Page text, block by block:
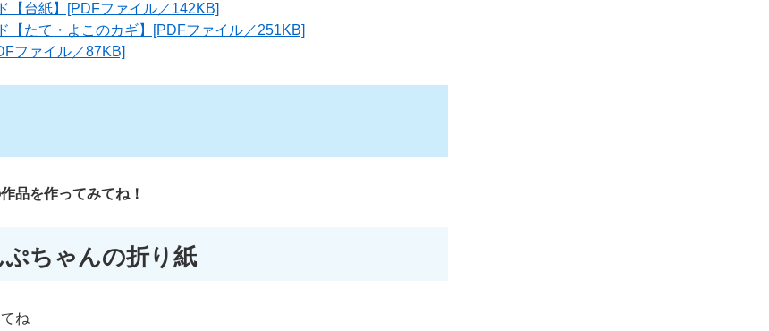
【台紙】[PDFファイル／142KB]
【たて・よこのカギ】[PDFファイル／251KB]
ファイル／87KB]
品を作ってみてね！
ちゃんの折り紙
ね